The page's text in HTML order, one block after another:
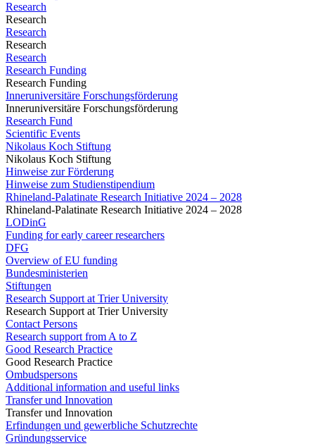
Research
Research
Research
Research
Research
Research Funding
Research Funding
Inneruniversitäre Forschungsförderung
Inneruniversitäre Forschungsförderung
Research Fund
Scientific Events
Nikolaus Koch Stiftung
Nikolaus Koch Stiftung
Hinweise zur Förderung
Hinweise zum Studienstipendium
Rhineland-Palatinate Research Initiative 2024 – 2028
Rhineland-Palatinate Research Initiative 2024 – 2028
LODinG
Funding for early career researchers
DFG
Overview of EU funding
Bundesministerien
Stiftungen
Research Support at Trier University
Research Support at Trier University
Contact Persons
Research support from A to Z
Good Research Practice
Good Research Practice
Ombudspersons
Additional information and useful links
Transfer und Innovation
Transfer und Innovation
Erfindungen und gewerbliche Schutzrechte
Gründungsservice